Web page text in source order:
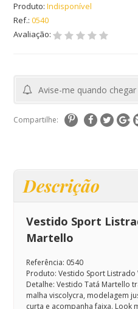
Produto: Indisponível
Ref.:0540
Avaliação:
Avise-me quando chegar
Compartilhe:
Descrição
Vestido Sport
Martello
Referência: 0540
Produto: Vestido Sport
Detalhe: Vestido Tatá Martello
malha viscolycra, modelagem
curta e acompanha faixa. Look